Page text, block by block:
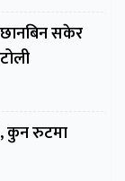
छानबिन सकेर
कुन रुटमा